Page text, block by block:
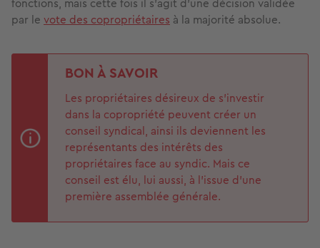
par le vote des copropriétaires à la majorité absolue.
BON À SAVOIR
Les propriétaires désireux de s’investir
dans la copropriété peuvent créer un
conseil syndical, ainsi ils deviennent les
représentants des intérêts des
propriétaires face au syndic. Mais ce
conseil est élu, lui aussi, à l’issue d’une
première assemblée générale.